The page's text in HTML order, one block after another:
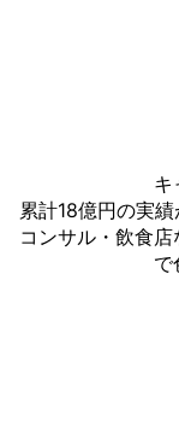
キ
累計18億円の実
コンサル・飲食
で